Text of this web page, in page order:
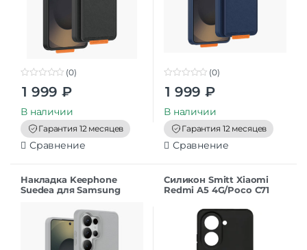
t
o
f
5
(0)
1 999 ₽
В наличии
Гарантия 12 месяцев
Сравнение
t
o
f
5
(0)
1 999 ₽
В наличии
Гарантия 12 месяцев
Сравнение
Накладка Keephone
Suedea для Samsung
Силикон Smitt Xiaomi
Redmi A5 4G/Poco C71